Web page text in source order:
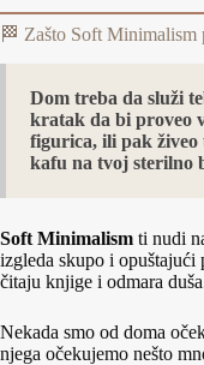
🏁 Zašto Soft Minimalism
Dom treba da služi
kratak da bi proveo
figurica, ili pak živeo
kafu na tvoj sterilno
Soft Minimalism ti nudi
izgleda skupo i opuštajući
čitaju knjige i odmara
Nekada smo od doma
njega očekujemo nešto